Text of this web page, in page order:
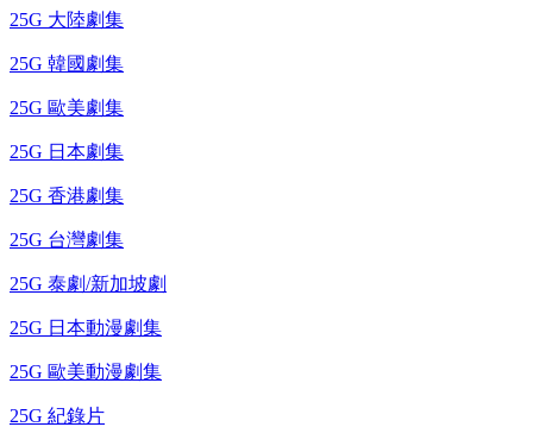
25G 大陸劇集
25G 韓國劇集
25G 歐美劇集
25G 日本劇集
25G 香港劇集
25G 台灣劇集
25G 泰劇/新加坡劇
25G 日本動漫劇集
25G 歐美動漫劇集
25G 紀錄片